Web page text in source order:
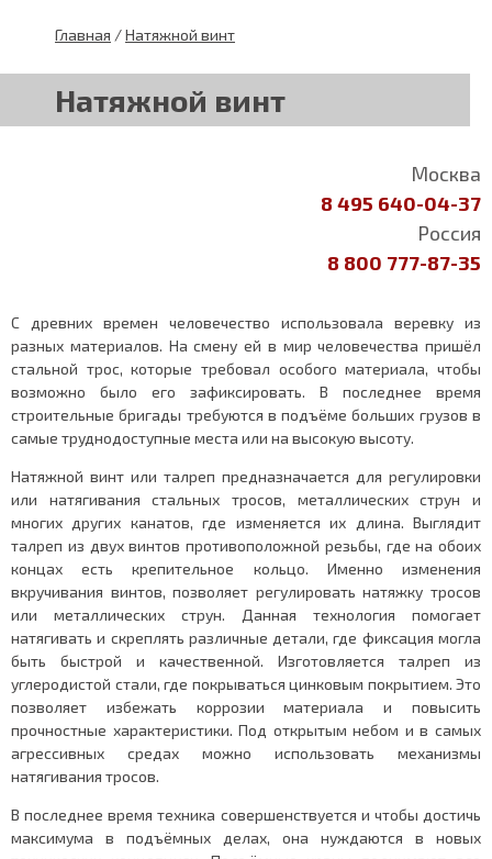
Главная /Натяжной винт
Натяжной винт
Москва
8 495 640-04-37
Россия
8 800 777-87-35
С древних времен человечество использовала веревку из
разных материалов. На смену ей в мир человечества пришёл
стальной трос, которые требовал особого материала, чтобы
возможно было его зафиксировать. В последнее время
строительные бригады требуются в подъёме больших грузов в
самые труднодоступные места или на высокую высоту.
Натяжной винт или талреп предназначается для регулировки
или натягивания стальных тросов, металлических струн и
многих других канатов, где изменяется их длина. Выглядит
талреп из двух винтов противоположной резьбы, где на обоих
концах есть крепительное кольцо. Именно изменения
вкручивания винтов, позволяет регулировать натяжку тросов
или металлических струн. Данная технология помогает
натягивать и скреплять различные детали, где фиксация могла
быть быстрой и качественной. Изготовляется талреп из
углеродистой стали, где покрываться цинковым покрытием. Это
позволяет избежать коррозии материала и повысить
прочностные характеристики. Под открытым небом и в самых
агрессивных средах можно использовать механизмы
натягивания тросов.
В последнее время техника совершенствуется и чтобы достичь
максимума в подъёмных делах, она нуждаются в новых